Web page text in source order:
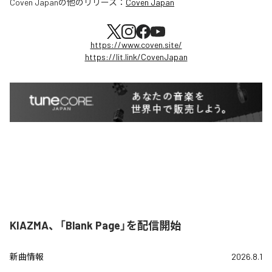
Coven Japanの他のリリース： Coven Japan
https://www.coven.site/
https://lit.link/CovenJapan
KIAZMA、「Blank Page」を配信開始
新曲情報 2026.8.1